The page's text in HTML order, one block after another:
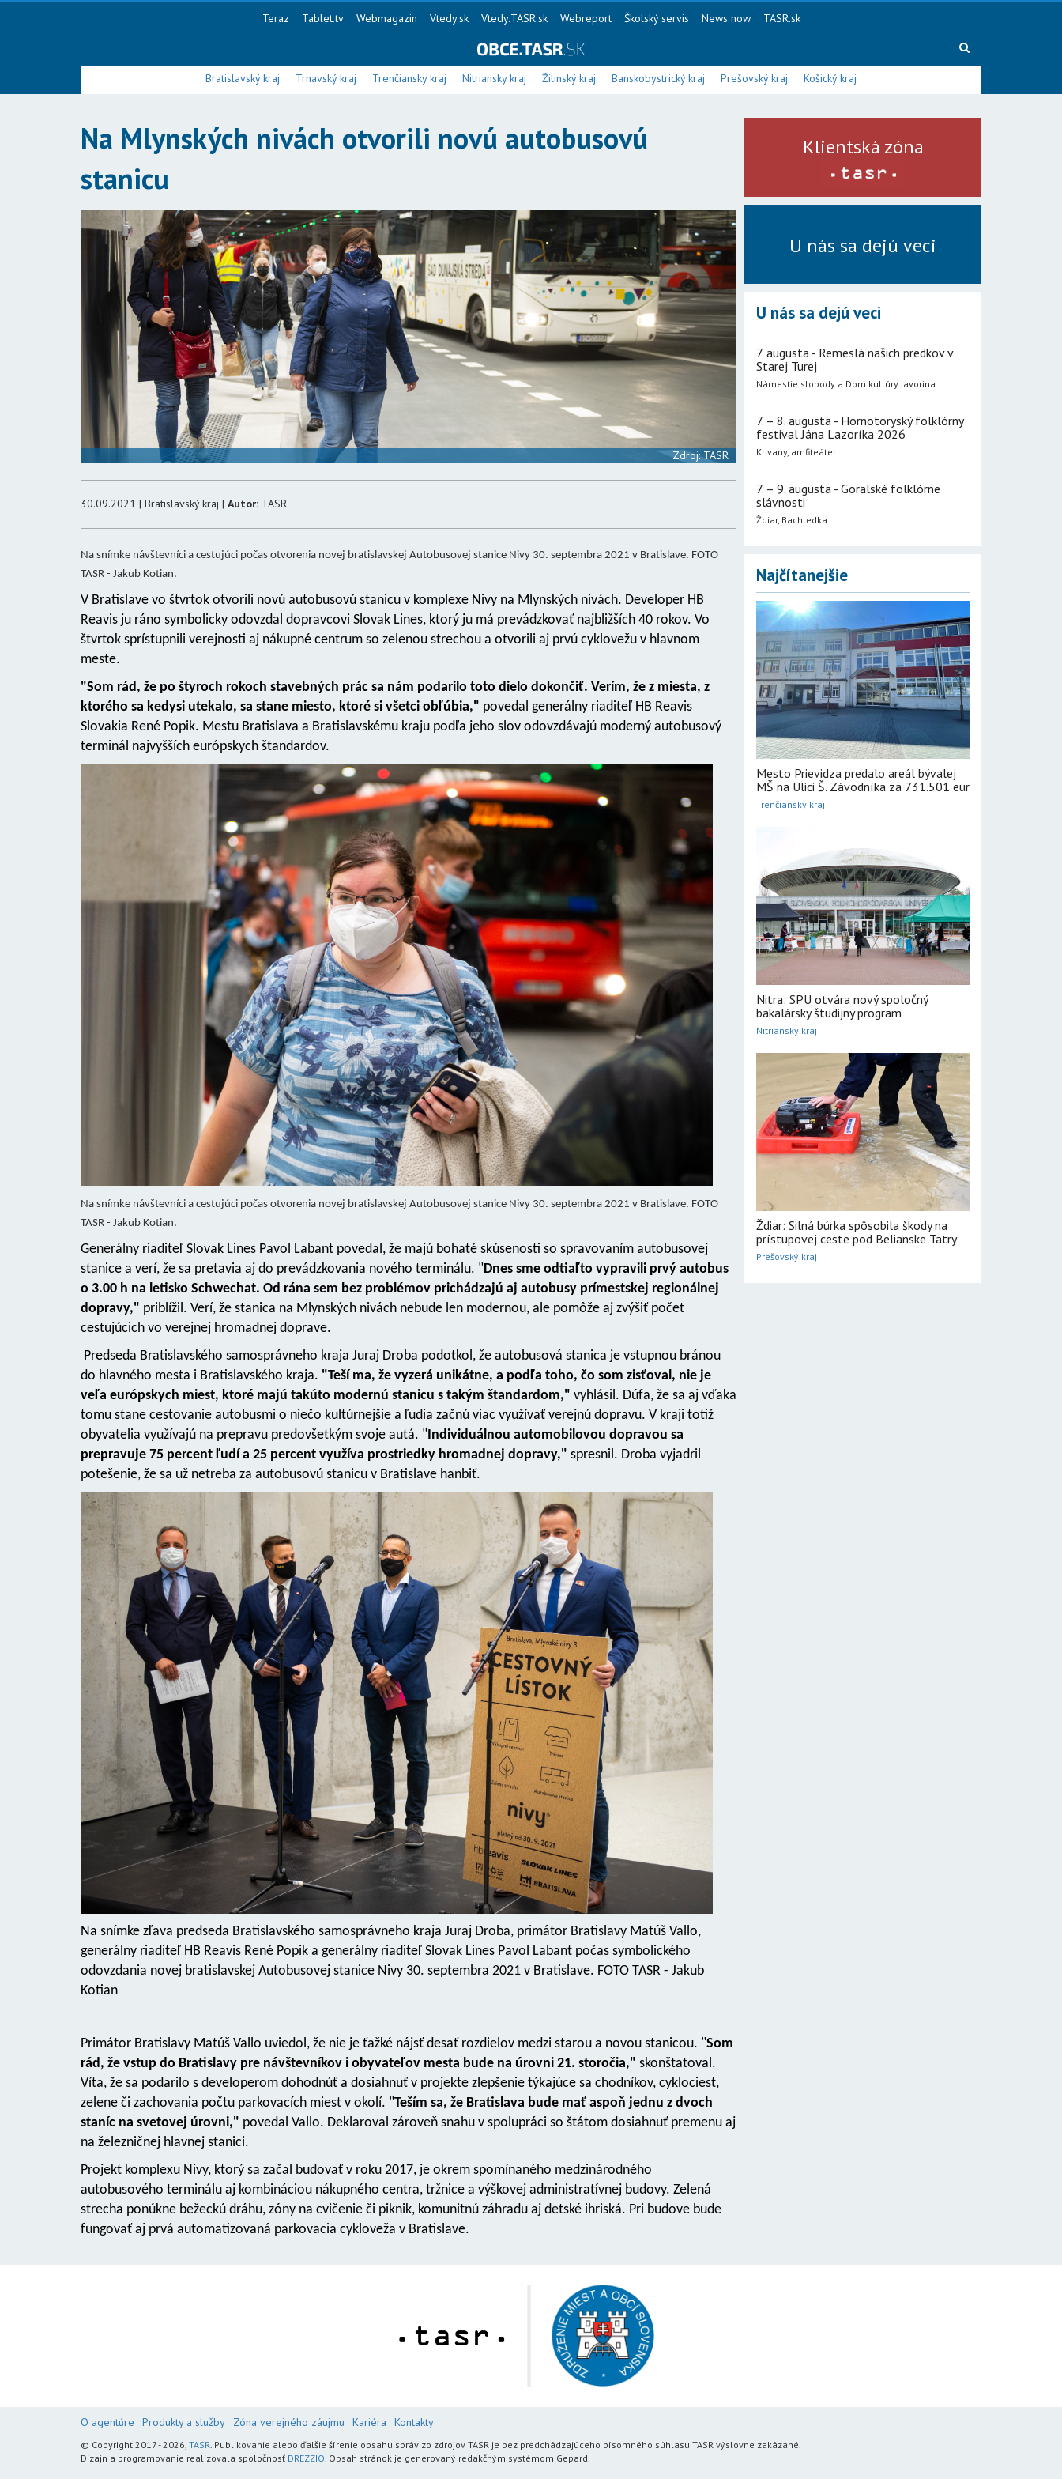
Teraz Tablet.tv Webmagazin Vtedy.sk Vtedy.TASR.sk Webreport Školský servis News now TASR.sk
Bratislavský kraj Trnavský kraj Trenčiansky kraj Nitriansky kraj Žilinský kraj Banskobystrický kraj Prešovský kraj Košický kraj
Na Mlynských nivách otvorili novú autobusovú
stanicu
Zdroj: TASR
30.09.2021 | Bratislavský kraj | Autor: TASR
Na snímke návštevníci a cestujúci počas otvorenia novej bratislavskej Autobusovej stanice Nivy 30. septembra 2021 v Bratislave. FOTO
TASR - Jakub Kotian.
V Bratislave vo štvrtok otvorili novú autobusovú stanicu v komplexe Nivy na Mlynských nivách. Developer HB
Reavis ju ráno symbolicky odovzdal dopravcovi Slovak Lines, ktorý ju má prevádzkovať najbližších 40 rokov. Vo
štvrtok sprístupnili verejnosti aj nákupné centrum so zelenou strechou a otvorili aj prvú cyklovežu v hlavnom
meste.
"Som rád, že po štyroch rokoch stavebných prác sa nám podarilo toto dielo dokončiť. Verím, že z miesta, z
ktorého sa kedysi utekalo, sa stane miesto, ktoré si všetci obľúbia," povedal generálny riaditeľ HB Reavis
Slovakia René Popik. Mestu Bratislava a Bratislavskému kraju podľa jeho slov odovzdávajú moderný autobusový
terminál najvyšších európskych štandardov.
Na snímke návštevníci a cestujúci počas otvorenia novej bratislavskej Autobusovej stanice Nivy 30. septembra 2021 v Bratislave. FOTO
TASR - Jakub Kotian.
Generálny riaditeľ Slovak Lines Pavol Labant povedal, že majú bohaté skúsenosti so spravovaním autobusovej
stanice a verí, že sa pretavia aj do prevádzkovania nového terminálu. "Dnes sme odtiaľto vypravili prvý autobus
o 3.00 h na letisko Schwechat. Od rána sem bez problémov prichádzajú aj autobusy prímestskej regionálnej
dopravy," priblížil. Verí, že stanica na Mlynských nivách nebude len modernou, ale pomôže aj zvýšiť počet
cestujúcich vo verejnej hromadnej doprave.
Predseda Bratislavského samosprávneho kraja Juraj Droba podotkol, že autobusová stanica je vstupnou bránou
do hlavného mesta i Bratislavského kraja. "Teší ma, že vyzerá unikátne, a podľa toho, čo som zisťoval, nie je
veľa európskych miest, ktoré majú takúto modernú stanicu s takým štandardom," vyhlásil. Dúfa, že sa aj vďaka
tomu stane cestovanie autobusmi o niečo kultúrnejšie a ľudia začnú viac využívať verejnú dopravu. V kraji totiž
obyvatelia využívajú na prepravu predovšetkým svoje autá. "Individuálnou automobilovou dopravou sa
prepravuje 75 percent ľudí a 25 percent využíva prostriedky hromadnej dopravy," spresnil. Droba vyjadril
potešenie, že sa už netreba za autobusovú stanicu v Bratislave hanbiť.
Na snímke zľava predseda Bratislavského samosprávneho kraja Juraj Droba, primátor Bratislavy Matúš Vallo,
generálny riaditeľ HB Reavis René Popik a generálny riaditeľ Slovak Lines Pavol Labant počas symbolického
odovzdania novej bratislavskej Autobusovej stanice Nivy 30. septembra 2021 v Bratislave. FOTO TASR - Jakub
Kotian
Primátor Bratislavy Matúš Vallo uviedol, že nie je ťažké nájsť desať rozdielov medzi starou a novou stanicou. "Som
rád, že vstup do Bratislavy pre návštevníkov i obyvateľov mesta bude na úrovni 21. storočia," skonštatoval.
Víta, že sa podarilo s developerom dohodnúť a dosiahnuť v projekte zlepšenie týkajúce sa chodníkov, cyklociest,
zelene či zachovania počtu parkovacích miest v okolí. "Teším sa, že Bratislava bude mať aspoň jednu z dvoch
staníc na svetovej úrovni," povedal Vallo. Deklaroval zároveň snahu v spolupráci so štátom dosiahnuť premenu aj
na železničnej hlavnej stanici.
Projekt komplexu Nivy, ktorý sa začal budovať v roku 2017, je okrem spomínaného medzinárodného
autobusového terminálu aj kombináciou nákupného centra, tržnice a výškovej administratívnej budovy. Zelená
strecha ponúkne bežeckú dráhu, zóny na cvičenie či piknik, komunitnú záhradu aj detské ihriská. Pri budove bude
fungovať aj prvá automatizovaná parkovacia cykloveža v Bratislave.
Klientská zóna
U nás sa dejú veci
U nás sa dejú veci
7. augusta - Remeslá našich predkov v
Starej Turej
Námestie slobody a Dom kultúry Javorina
7. – 8. augusta - Hornotoryský folklórny
festival Jána Lazoríka 2026
Krivany, amfiteáter
7. – 9. augusta - Goralské folklórne
slávnosti
Ždiar, Bachledka
Najčítanejšie
Mesto Prievidza predalo areál bývalej
MŠ na Ulici Š. Závodníka za 731.501 eur
Trenčiansky kraj
Nitra: SPU otvára nový spoločný
bakalársky študijný program
Nitriansky kraj
Ždiar: Silná búrka spôsobila škody na
prístupovej ceste pod Belianske Tatry
Prešovský kraj
O agentúre Produkty a služby Zóna verejného záujmu Kariéra Kontakty
© Copyright 2017 - 2026, TASR. Publikovanie alebo ďalšie šírenie obsahu správ zo zdrojov TASR je bez predchádzajúceho písomného súhlasu TASR výslovne zakázané.
Dizajn a programovanie realizovala spoločnosť DREZZIO. Obsah stránok je generovaný redakčným systémom Gepard.